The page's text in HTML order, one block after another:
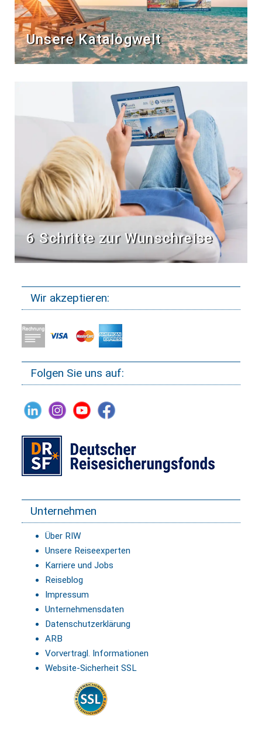
Unsere Katalogwelt
6 Schritte zur Wunschreise
Wir akzeptieren:
Folgen Sie uns auf:
Unternehmen
Über RIW
Unsere Reiseexperten
Karriere und Jobs
Reiseblog
Impressum
Unternehmensdaten
Datenschutzerklärung
ARB
Vorvertragl. Informationen
Website-Sicherheit SSL